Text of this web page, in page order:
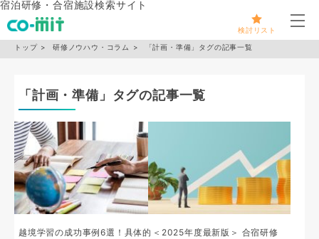
宿泊研修・合宿施設検索サイト
検討リスト
メ
トップ 研修ノウハウ・コラム 「計画・準備」タグの記事一覧
「計画・準備」タグの記事一覧
越境学習の成功事例6選！具体的 ＜2025年度最新版＞ 合宿研修